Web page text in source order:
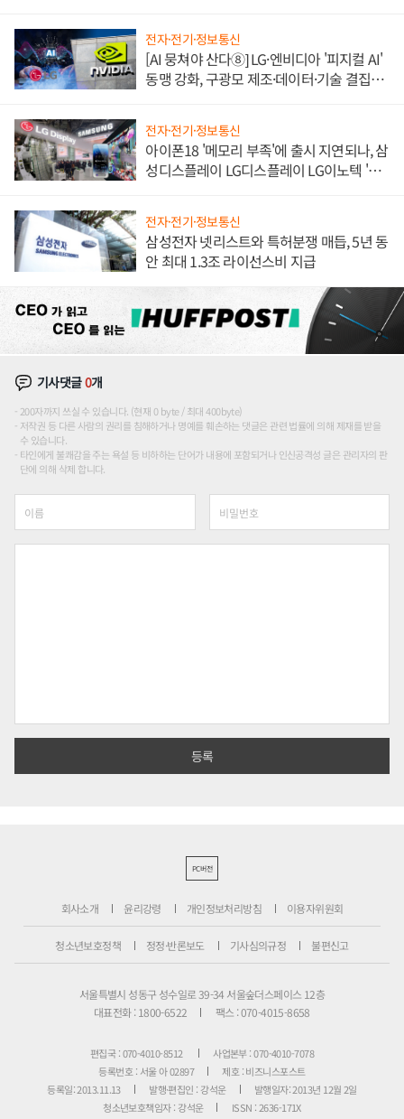
전자·전기·정보통신
[AI 뭉쳐야 산다⑧] LG·엔비디아 '피지컬 AI'
동맹 강화, 구광모 제조·데이터·기술 결집
전자·전기·정보통신
아이폰18 '메모리 부족'에 출시 지연되나, 삼
성디스플레이 LG디스플레이 LG이노텍 '탈
전자·전기·정보통신
삼성전자 넷리스트와 특허분쟁 매듭, 5년 동
안 최대 1.3조 라이선스비 지급
기사댓글0개
200자까지 쓰실 수 있습니다. (현재 0 byte / 최대 400byte)
저작권 등 다른 사람의 권리를 침해하거나 명예를 훼손하는 댓글은 관련 법률에 의해 제재를 받을
수 있습니다.
타인에게 불쾌감을 주는 욕설 등 비하하는 단어가 내용에 포함되거나 인신공격성 글은 관리자의 판
단에 의해 삭제 합니다.
PC버전
회사소개 윤리강령 개인정보처리방침 이용자위원회
청소년보호정책 정정·반론보도 기사심의규정 불편신고
서울특별시 성동구 성수일로 39-34 서울숲더스페이스 12층
대표전화 : 1800-6522
팩스 : 070-4015-8658
편집국 : 070-4010-8512
사업본부 : 070-4010-7078
등록번호 : 서울 아 02897
제호 : 비즈니스포스트
등록일: 2013.11.13
발행·편집인 : 강석운
발행일자: 2013년 12월 2일
청소년보호책임자 : 강석운
ISSN : 2636-171X